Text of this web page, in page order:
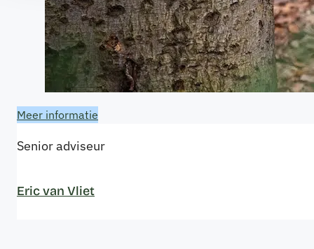
Meer informatie
Senior adviseur
Eric van Vliet